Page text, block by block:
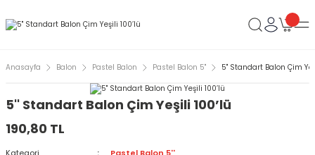
Anasayfa Balon Pastel Balon Pastel Balon 5'' 5'' Standart Balon Çim
5'' Standart Balon Çim Yeşili 100’lü
190,80 TL